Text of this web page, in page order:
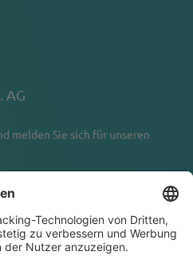
AG
melden Sie sich für unseren